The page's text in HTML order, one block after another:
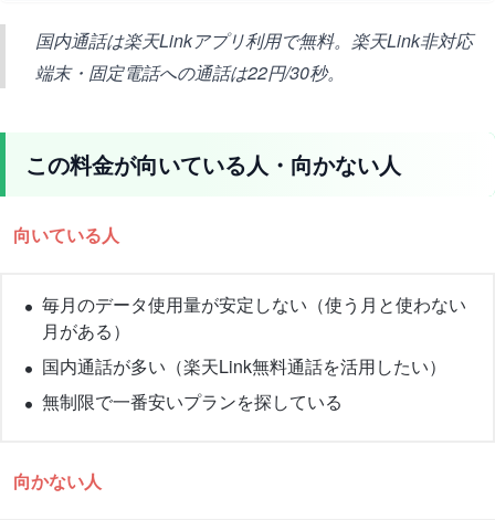
国内通話は楽天Linkアプリ利用で無料。楽天Link非対応
端末・固定電話への通話は22円/30秒。
この料金が向いている人・向かない人
向いている人
毎月のデータ使用量が安定しない（使う月と使わない
月がある）
国内通話が多い（楽天Link無料通話を活用したい）
無制限で一番安いプランを探している
向かない人